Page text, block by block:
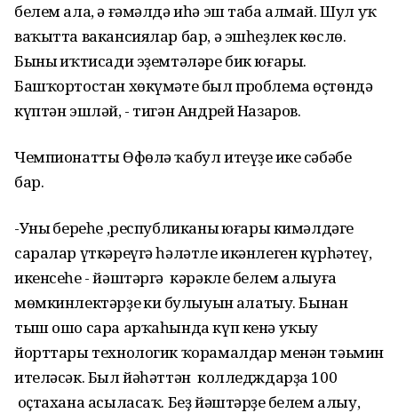
белем ала, ә ғәмәлдә иһә эш таба алмай. Шул уҡ
ваҡытта вакансиялар бар, ә эшһеҙлек көслө.
Бының иҡтисади эҙемтәләре бик юғары.
Башҡортостан хөкүмәте был проблема өҫтөндә
күптән эшләй, - тигән Андрей Назаров.
Чемпионатты Өфөлә ҡабул итеүҙең ике сәбәбе
бар.
-Уның береһе ,республиканың юғары кимәлдәге
саралар үткәреүгә һәләтле икәнлеген күрһәтеү,
икенсеһе - йәштәргә кәрәкле белем алыуға
мөмкинлектәрҙең киң булыуын аңлатыу. Бынан
тыш ошо сара арҡаһында күп кенә уҡыу
йорттары технологик ҡорамалдар менән тәьмин
ителәсәк. Был йәһәттән колледждарҙа 100
оҫтахана асыласаҡ. Беҙ йәштәрҙең белем алыу,